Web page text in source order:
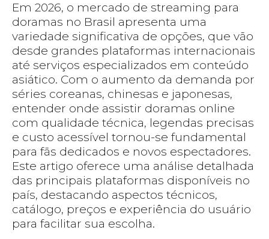
Em 2026, o mercado de streaming para
doramas no Brasil apresenta uma
variedade significativa de opções, que vão
desde grandes plataformas internacionais
até serviços especializados em conteúdo
asiático. Com o aumento da demanda por
séries coreanas, chinesas e japonesas,
entender onde assistir doramas online
com qualidade técnica, legendas precisas
e custo acessível tornou-se fundamental
para fãs dedicados e novos espectadores.
Este artigo oferece uma análise detalhada
das principais plataformas disponíveis no
país, destacando aspectos técnicos,
catálogo, preços e experiência do usuário
para facilitar sua escolha.